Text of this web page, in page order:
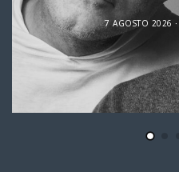
7 AGOSTO 2026